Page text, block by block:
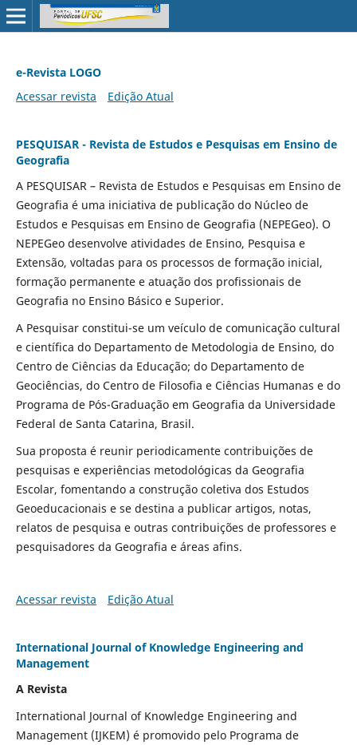
e-Revista LOGO
Acessar revista
Edição Atual
PESQUISAR - Revista de Estudos e Pesquisas em Ensino de
Geografia
A PESQUISAR – Revista de Estudos e Pesquisas em Ensino de
Geografia é uma iniciativa de publicação do Núcleo de
Estudos e Pesquisas em Ensino de Geografia (NEPEGeo). O
NEPEGeo desenvolve atividades de Ensino, Pesquisa e
Extensão, voltadas para os processos de formação inicial,
formação permanente e atuação dos profissionais de
Geografia no Ensino Básico e Superior.
A Pesquisar constitui-se um veículo de comunicação cultural
e científica do Departamento de Metodologia de Ensino, do
Centro de Ciências da Educação; do Departamento de
Geociências, do Centro de Filosofia e Ciências Humanas e do
Programa de Pós-Graduação em Geografia da Universidade
Federal de Santa Catarina, Brasil.
Sua proposta é reunir periodicamente contribuições de
pesquisas e experiências metodológicas da Geografia
Escolar, fomentando a construção coletiva dos Estudos
Geoeducacionais e se destina a publicar artigos, notas,
relatos de pesquisa e outras contribuições de professores e
pesquisadores da Geografia e áreas afins.
Acessar revista Edição Atual
International Journal of Knowledge Engineering and
Management
A Revista
International Journal of Knowledge Engineering and
Management (IJKEM) é promovido pelo Programa de